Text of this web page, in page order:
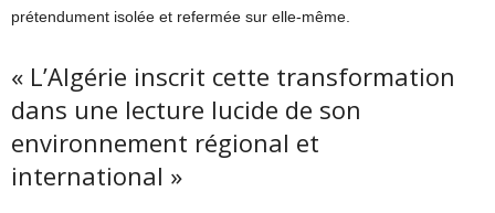
prétendument isolée et refermée sur elle-même.
« L’Algérie inscrit cette transformation
dans une lecture lucide de son
environnement régional et
international »